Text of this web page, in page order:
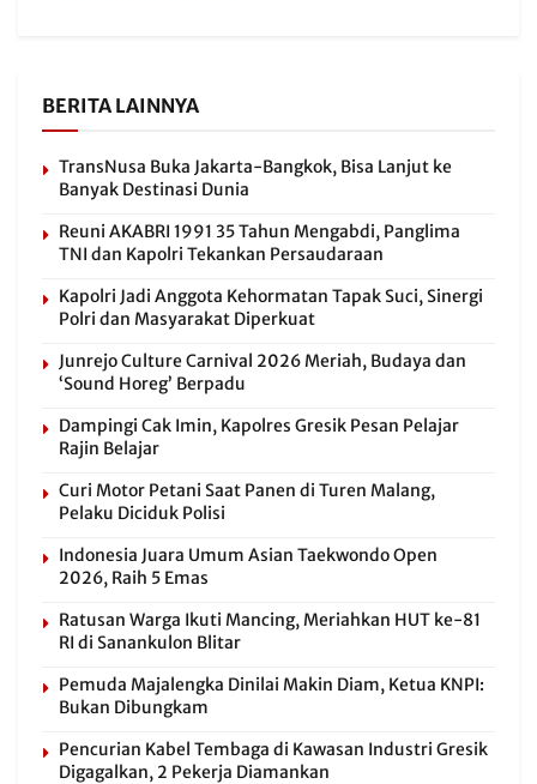
BERITA LAINNYA
TransNusa Buka Jakarta-Bangkok, Bisa Lanjut ke
Banyak Destinasi Dunia
Reuni AKABRI 1991 35 Tahun Mengabdi, Panglima
TNI dan Kapolri Tekankan Persaudaraan
Kapolri Jadi Anggota Kehormatan Tapak Suci, Sinergi
Polri dan Masyarakat Diperkuat
Junrejo Culture Carnival 2026 Meriah, Budaya dan
‘Sound Horeg’ Berpadu
Dampingi Cak Imin, Kapolres Gresik Pesan Pelajar
Rajin Belajar
Curi Motor Petani Saat Panen di Turen Malang,
Pelaku Diciduk Polisi
Indonesia Juara Umum Asian Taekwondo Open
2026, Raih 5 Emas
Ratusan Warga Ikuti Mancing, Meriahkan HUT ke-81
RI di Sanankulon Blitar
Pemuda Majalengka Dinilai Makin Diam, Ketua KNPI:
Bukan Dibungkam
Pencurian Kabel Tembaga di Kawasan Industri Gresik
Digagalkan, 2 Pekerja Diamankan